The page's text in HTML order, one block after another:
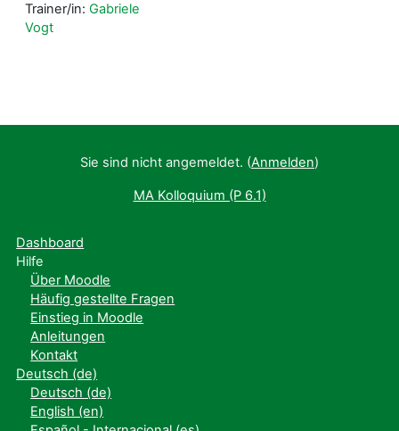
Trainer/in: Gabriele
Vogt
Sie sind nicht angemeldet. (Anmelden)
MA Kolloquium (P 6.1)
Dashboard
Hilfe
Über Moodle
Häufig gestellte Fragen
Einstieg in Moodle
Anleitungen
Kontakt
Deutsch ‎(de)‎
Deutsch ‎(de)‎
English ‎(en)‎